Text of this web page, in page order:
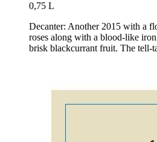
0,75 L
Decanter: Another 2015 with a
roses along with a blood-like
brisk blackcurrant fruit. The